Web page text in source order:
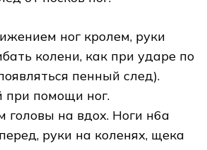
ног кролем, руки
колени, как при ударе по
пенный след).
при помощи ног.
головы на вдох. Ноги н6а
руки на коленях, щека